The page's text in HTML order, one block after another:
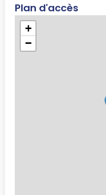
Plan d'accès
+
−